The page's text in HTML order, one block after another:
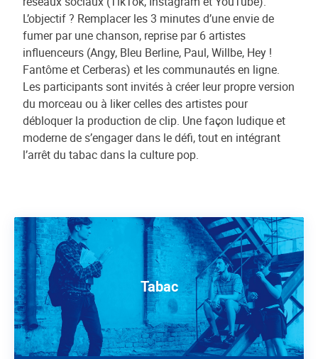
L’objectif ? Remplacer les 3 minutes d’une envie de
fumer par une chanson, reprise par 6 artistes
influenceurs (Angy, Bleu Berline, Paul, Willbe, Hey !
Fantôme et Cerberas) et les communautés en ligne.
Les participants sont invités à créer leur propre version
du morceau ou à liker celles des artistes pour
débloquer la production de clip. Une façon ludique et
moderne de s’engager dans le défi, tout en intégrant
l’arrêt du tabac dans la culture pop.
Tabac